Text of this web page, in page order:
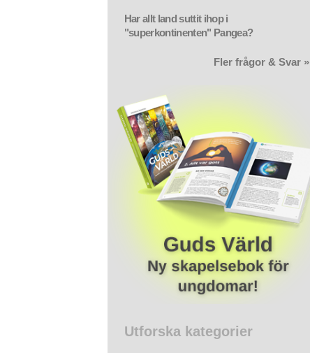
Har allt land suttit ihop i
"superkontinenten" Pangea?
Fler frågor & Svar »
Utforska kategorier